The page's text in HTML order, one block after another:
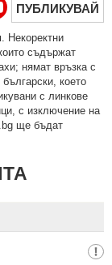
ПУБЛИКУВАЙ
Нeкoрeктни
cъдържaт
нямaт връзкa c
което
с линкове
с изключение на
ще бъдат